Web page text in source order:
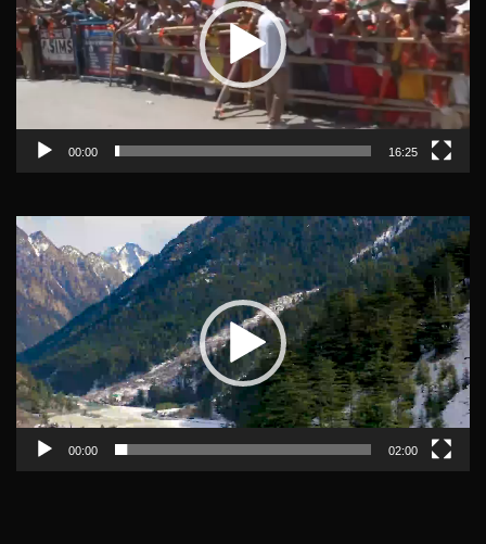
00:00 16:25
Video
Player
00:00 02:00